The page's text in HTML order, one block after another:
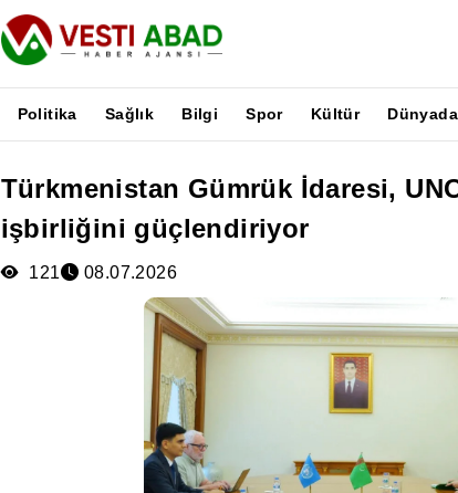
Politika Sağlık Bilgi Spor Kültür Dünyada
Türkmenistan Gümrük İdaresi,
işbirliğini güçlendiriyor
121 08.07.2026